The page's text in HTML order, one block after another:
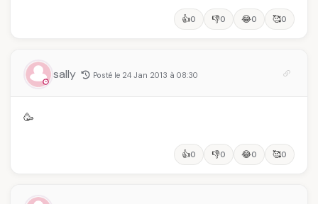
👍0 👎0 😂0 🥰0
sally Posté le 24 Jan 2013 à 08:30
🥳
👍0 👎0 😂0 🥰0